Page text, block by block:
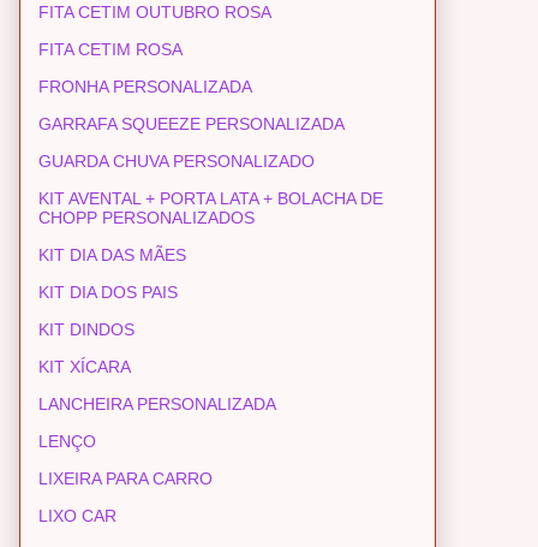
FITA CETIM OUTUBRO ROSA
FITA CETIM ROSA
FRONHA PERSONALIZADA
GARRAFA SQUEEZE PERSONALIZADA
GUARDA CHUVA PERSONALIZADO
KIT AVENTAL + PORTA LATA + BOLACHA DE
CHOPP PERSONALIZADOS
KIT DIA DAS MÃES
KIT DIA DOS PAIS
KIT DINDOS
KIT XÍCARA
LANCHEIRA PERSONALIZADA
LENÇO
LIXEIRA PARA CARRO
LIXO CAR